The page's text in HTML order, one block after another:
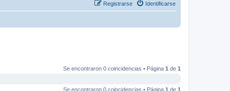
Identificarse
Registrarse
Se encontraron 0 coincidencias • Página 1 de 1
Se encontraron 0 coincidencias • Página 1 de 1